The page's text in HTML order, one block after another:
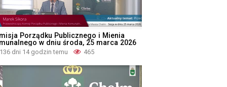
Porządku Publicznego i Mienia
w dniu środa, 25 marca 2026
136 dni 14 godzin temu 465